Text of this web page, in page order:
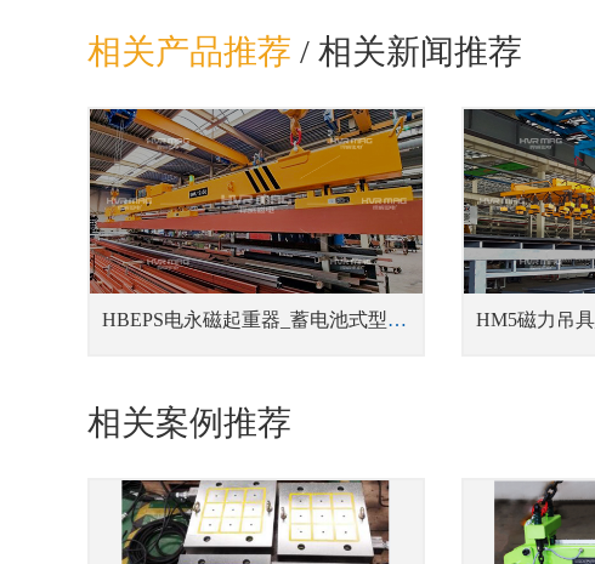
相关产品推荐 / 相关新闻推荐
HBEPS电永磁起重器_蓄电池式型材吊具
相关案例推荐